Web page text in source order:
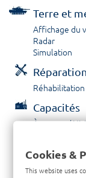
Terre et
Affichage du
Radar
Simulation
Réhabilitation
Capacités
À propos /
Contactez
Cookies &
This website uses